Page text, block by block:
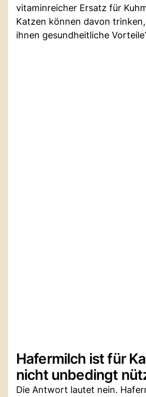
vitaminreicher Ersatz für
Katzen können davon
ihnen gesundheitliche
Hafermilch ist für
nicht unbedingt
Die Antwort lautet nein.